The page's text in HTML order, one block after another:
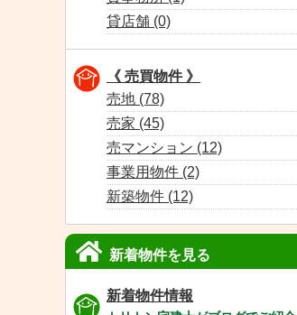
貸店舗 (0)
《 売買物件 》
売地 (78)
売家 (45)
売マンション (12)
事業用物件 (2)
新築物件 (12)
新着物件を見る
新着物件情報